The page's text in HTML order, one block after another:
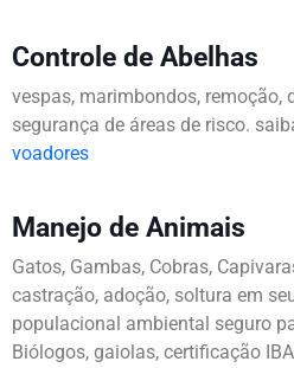
Controle de Abelhas
vespas, marimbondos, remoção,
segurança de áreas de risco.
voadores
Manejo de Animais
Gatos, Gambas, Cobras,
castração, adoção, soltura em
populacional ambiental seguro
Biólogos, gaiolas, certificação